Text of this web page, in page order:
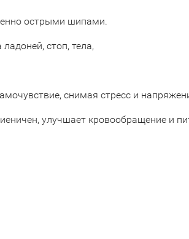
острыми шипами.
стоп, тела,
снимая стресс и
улучшает кровообращение и